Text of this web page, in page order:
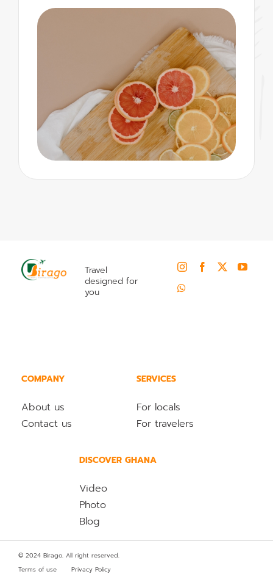
Travel
designed for
you
COMPANY
About us
Contact us
SERVICES
For locals
For travelers
DISCOVER GHANA
Video
Photo
Blog
© 2024 Birago. All right reserved.
Terms of use
Privacy Policy